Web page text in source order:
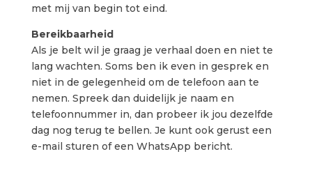
met mij van begin tot eind.
Bereikbaarheid
Als je belt wil je graag je verhaal doen en niet te
lang wachten. Soms ben ik even in gesprek en
niet in de gelegenheid om de telefoon aan te
nemen. Spreek dan duidelijk je naam en
telefoonnummer in, dan probeer ik jou dezelfde
dag nog terug te bellen. Je kunt ook gerust een
e-mail sturen of een WhatsApp bericht.